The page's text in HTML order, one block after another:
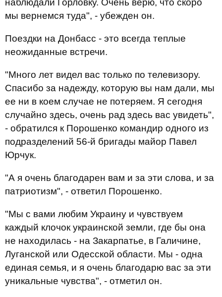
наблюдали Горловку. Очень верю, что скоро
мы вернемся туда", - убежден он.
Поездки на Донбасс - это всегда теплые
неожиданные встречи.
"Много лет видел вас только по телевизору.
Спасибо за надежду, которую вы нам дали, мы
ее ни в коем случае не потеряем. Я сегодня
случайно здесь, очень рад здесь вас увидеть",
- обратился к Порошенко командир одного из
подразделений 56-й бригады майор Павел
Юрчук.
"А я очень благодарен вам и за эти слова, и за
патриотизм", - ответил Порошенко.
"Мы с вами любим Украину и чувствуем
каждый клочок украинской земли, где бы она
не находилась - на Закарпатье, в Галичине,
Луганской или Одесской области. Мы - одна
единая семья, и я очень благодарю вас за эти
уникальные чувства", - отметил он.